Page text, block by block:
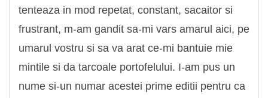
tenteaza in mod repetat, constant, sacaitor si
frustrant, m-am gandit sa-mi vars amarul aici, pe
umarul vostru si sa va arat ce-mi bantuie mie
mintile si da tarcoale portofelului. I-am pus un
nume si-un numar acestei prime editii pentru ca